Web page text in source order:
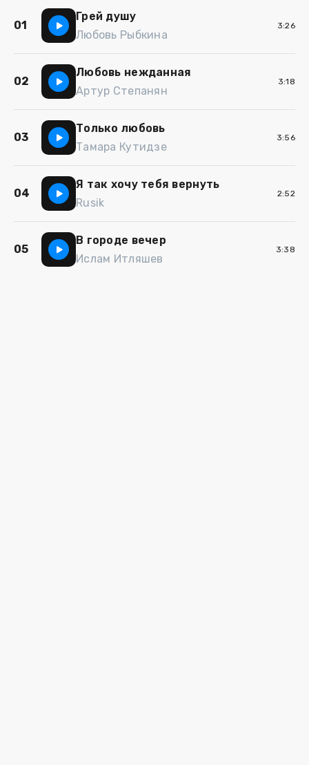
01
Грей душу
Любовь Рыбкина
3:26
02
Любовь нежданная
Артур Степанян
3:18
03
Только любовь
Тамара Кутидзе
3:56
04
Я так хочу тебя вернуть
Rusik
2:52
05
В городе вечер
Ислам Итляшев
3:38